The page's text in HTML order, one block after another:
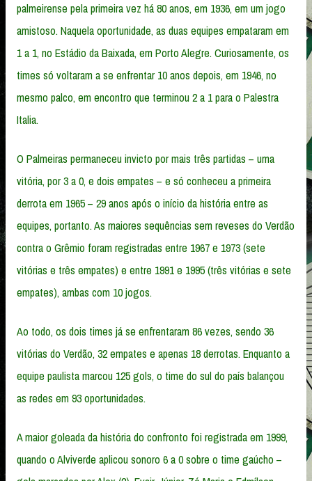
palmeirense pela primeira vez há 80 anos, em 1936, em um jogo
amistoso. Naquela oportunidade, as duas equipes empataram em
1 a 1, no Estádio da Baixada, em Porto Alegre. Curiosamente, os
times só voltaram a se enfrentar 10 anos depois, em 1946, no
mesmo palco, em encontro que terminou 2 a 1 para o Palestra
Italia.
O Palmeiras permaneceu invicto por mais três partidas – uma
vitória, por 3 a 0, e dois empates – e só conheceu a primeira
derrota em 1965 – 29 anos após o início da história entre as
equipes, portanto. As maiores sequências sem reveses do Verdão
contra o Grêmio foram registradas entre 1967 e 1973 (sete
vitórias e três empates) e entre 1991 e 1995 (três vitórias e sete
empates), ambas com 10 jogos.
Ao todo, os dois times já se enfrentaram 86 vezes, sendo 36
vitórias do Verdão, 32 empates e apenas 18 derrotas. Enquanto a
equipe paulista marcou 125 gols, o time do sul do país balançou
as redes em 93 oportunidades.
A maior goleada da história do confronto foi registrada em 1999,
quando o Alviverde aplicou sonoro 6 a 0 sobre o time gaúcho –